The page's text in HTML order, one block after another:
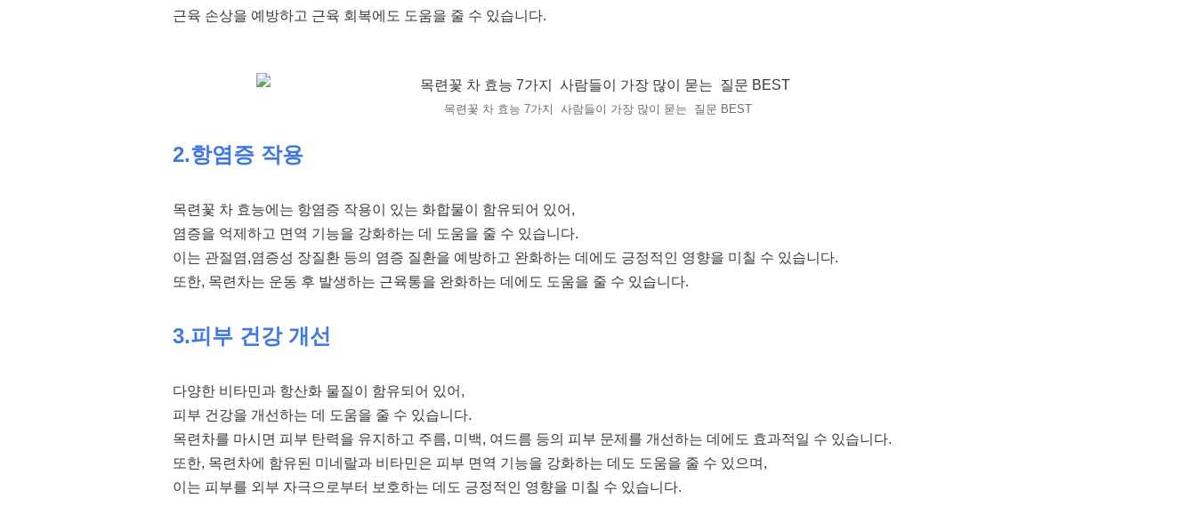
근육 손상을 예방하고 근육 회복에도 도움을 줄 수 있습니다.
목련꽃 차 효능 7가지 사람들이 가장 많이 묻는 질문 BEST
2.항염증 작용
목련꽃 차 효능에는 항염증 작용이 있는 화합물이 함유되어 있어,
염증을 억제하고 면역 기능을 강화하는 데 도움을 줄 수 있습니다.
이는 관절염,염증성 장질환 등의 염증 질환을 예방하고 완화하는 데에도 긍정적인 영향을 미칠 수 있습니다.
또한, 목련차는 운동 후 발생하는 근육통을 완화하는 데에도 도움을 줄 수 있습니다.
3.피부 건강 개선
다양한 비타민과 항산화 물질이 함유되어 있어,
피부 건강을 개선하는 데 도움을 줄 수 있습니다.
목련차를 마시면 피부 탄력을 유지하고 주름, 미백, 여드름 등의 피부 문제를 개선하는 데에도 효과적일 수 있습니다.
또한, 목련차에 함유된 미네랄과 비타민은 피부 면역 기능을 강화하는 데도 도움을 줄 수 있으며,
이는 피부를 외부 자극으로부터 보호하는 데도 긍정적인 영향을 미칠 수 있습니다.